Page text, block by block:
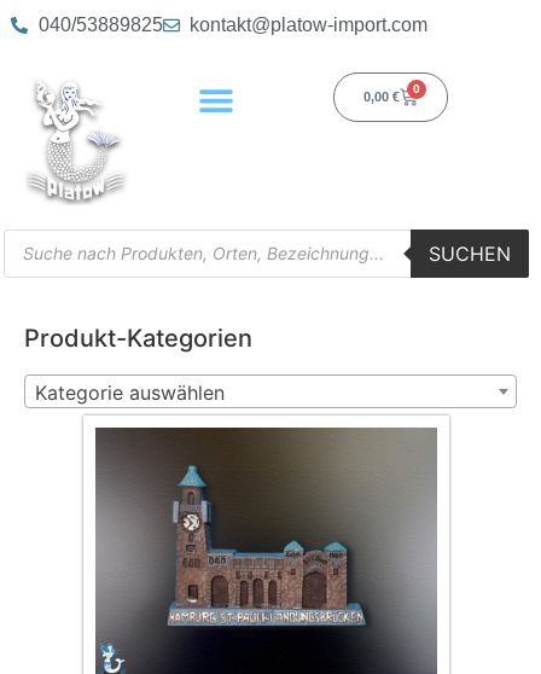
040/53889825 kontakt@platow-import.com
0,00 €
0
SUCHEN
Produkt-Kategorien
Kategorie auswählen